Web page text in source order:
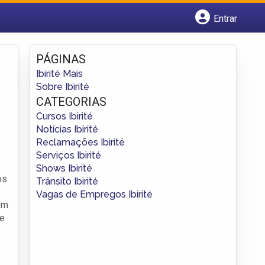
Entrar
Fazer login
Criar conta
PÁGINAS
Ibirité Mais
Sobre Ibirité
CATEGORIAS
Cursos Ibirité
Notícias Ibirité
Reclamações Ibirité
Serviços Ibirité
Shows Ibirité
Trânsito Ibirité
Vagas de Empregos Ibirité